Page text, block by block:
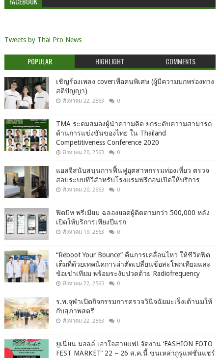
Tweets by Thai Pro News
POPULAR HIGHLIGHT COMMENTS
เชิญร้องเพลง coverเพื่อคนพิเศษ (ผู้มีความบกพร่องทาง
สติปัญญา)
สิงหาคม 22, 2563 0
TMA ระดมสมองผู้นำความคิด ยกระดับความสามารถ
ด้านการแข่งขันของไทย ใน Thailand
Competitiveness Conference 2020
สิงหาคม 20, 2563 0
แอลจีสนับสนุนการฟื้นฟูอุตสาหกรรมท่องเที่ยว ตรวจ
สอบระบบทีวีสำหรับโรงแรมฟรีก่อนเปิดให้บริการ
สิงหาคม 20, 2563 0
ฟิตบิท พรีเมียม ฉลองยอดผู้ติดตามกว่า 500,000 หลัง
เปิดให้บริการเพียงปีแรก
สิงหาคม 19, 2563 0
“Reboot Your Bounce” คืนการเคลื่อนไหว ให้ชีวิตฟิต
เต็มที่ด้วยเทคนิคการผ่าตัดเปลี่ยนข้อสะโพกเทียมและ
ข้อเข่าเทียม พร้อมระงับปวดด้วย Radiofrequency
สิงหาคม 22, 2563 0
ร.พ.จุฬาเปิดกิจกรรมการตรวจวินิจฉัยมะเร็งเต้านมให้
กับสุภาพสตรี
สิงหาคม 22, 2563 0
ยูเนี่ยน มอลล์ เอาใจสายแฟ! จัดงาน ‘FASHION FOTO
FEST MARKET’ 22 – 26 ส.ค.นี้ ขนเหล่ากูรูแฟชั่นแชร์